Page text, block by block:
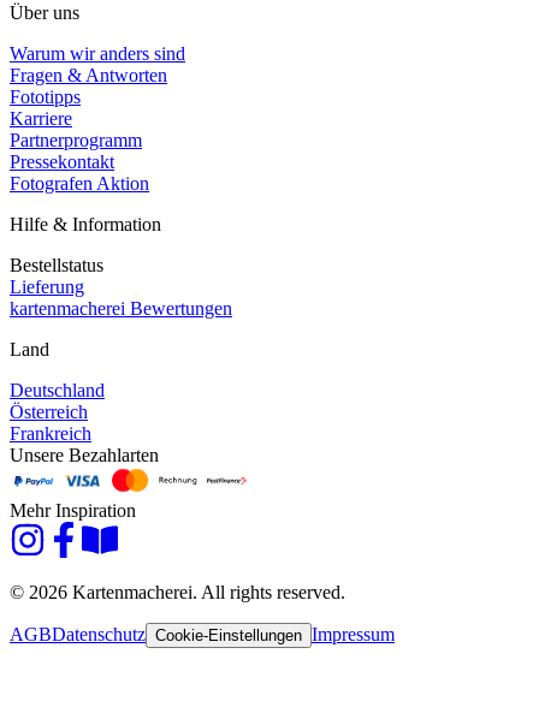
Über uns
Warum wir anders sind
Fragen & Antworten
Fototipps
Karriere
Partnerprogramm
Pressekontakt
Fotografen Aktion
Hilfe & Information
Bestellstatus
Lieferung
kartenmacherei Bewertungen
Land
Deutschland
Österreich
Frankreich
Unsere Bezahlarten
Mehr Inspiration
© 2026 Kartenmacherei. All rights reserved.
AGBDatenschutz Cookie-Einstellungen Impressum